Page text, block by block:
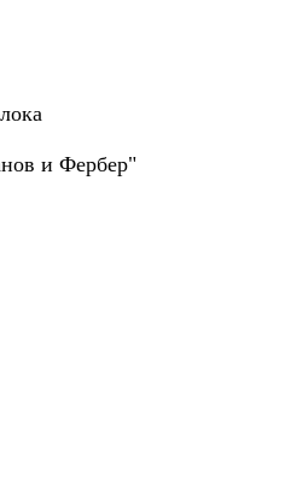
и Фербер"